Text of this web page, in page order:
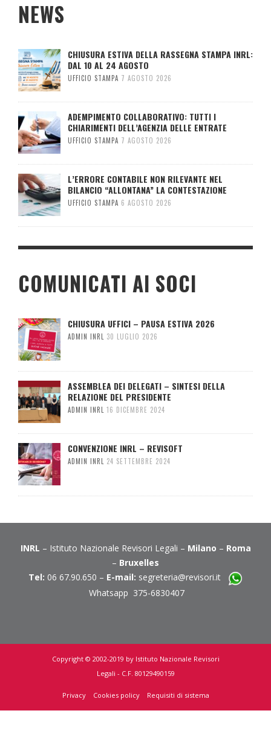
NEWS
CHIUSURA ESTIVA DELLA RASSEGNA STAMPA INRL:
DAL 10 AL 24 AGOSTO
UFFICIO STAMPA 7 AGOSTO 2026
ADEMPIMENTO COLLABORATIVO: TUTTI I
CHIARIMENTI DELL’AGENZIA DELLE ENTRATE
UFFICIO STAMPA 7 AGOSTO 2026
L’ERRORE CONTABILE NON RILEVANTE NEL
BILANCIO “ALLONTANA” LA CONTESTAZIONE
UFFICIO STAMPA 6 AGOSTO 2026
COMUNICATI AI SOCI
CHIUSURA UFFICI – PAUSA ESTIVA 2026
ADMIN INRL 30 LUGLIO 2026
ASSEMBLEA DEI DELEGATI – SINTESI DELLA
RELAZIONE DEL PRESIDENTE
ADMIN INRL 16 DICEMBRE 2024
CONVENZIONE INRL – REVISOFT
ADMIN INRL 24 SETTEMBRE 2024
INRL – Istituto Nazionale Revisori Legali – Milano – Roma
– Bruxelles
Tel: 06 67.90.650 – E-mail: segreteria@revisori.it
Whatsapp 375-6830407
Copyright © 2002-2019 by Istituto Nazionale Revisori
Legali - C.F. 80129490159
Privacy Cookies policy Requisiti di sistema